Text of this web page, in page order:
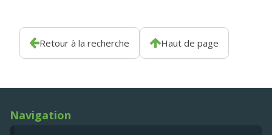
Retour à la recherche Haut de page
Navigation